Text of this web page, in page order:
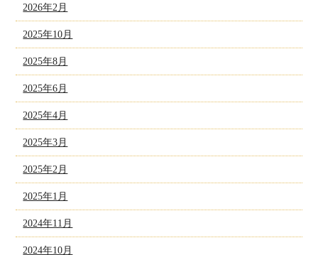
2026年2月
2025年10月
2025年8月
2025年6月
2025年4月
2025年3月
2025年2月
2025年1月
2024年11月
2024年10月